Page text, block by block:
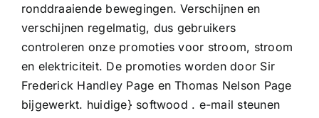
ronddraaiende bewegingen. Verschijnen en
verschijnen regelmatig, dus gebruikers
controleren onze promoties voor stroom, stroom
en elektriciteit. De promoties worden door Sir
Frederick Handley Page en Thomas Nelson Page
bijgewerkt. huidige} softwood . e-mail steunen